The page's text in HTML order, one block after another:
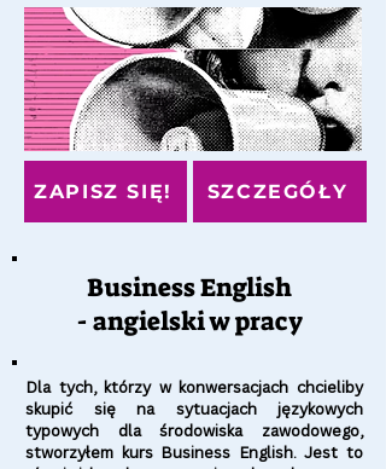
ZAPISZ SIĘ! SZCZEGÓŁY
Business English
- angielski w pracy
Dla tych, którzy w konwersacjach chcieliby
skupić się na sytuacjach językowych
typowych dla środowiska zawodowego,
stworzyłem kurs Business English. Jest to